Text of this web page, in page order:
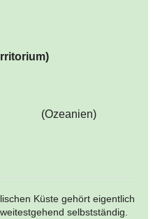
(Ozeanien)
Küste gehört eigentlich
selbstständig.